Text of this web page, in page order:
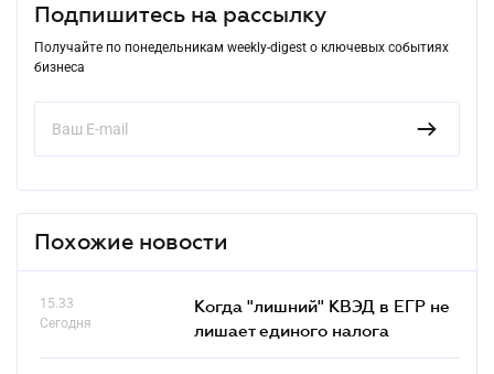
Подпишитесь на рассылку
Получайте по понедельникам weekly-digest о ключевых событиях
бизнеса
Похожие новости
15.33
Сегодня
Когда "лишний" КВЭД в ЕГР не
лишает единого налога